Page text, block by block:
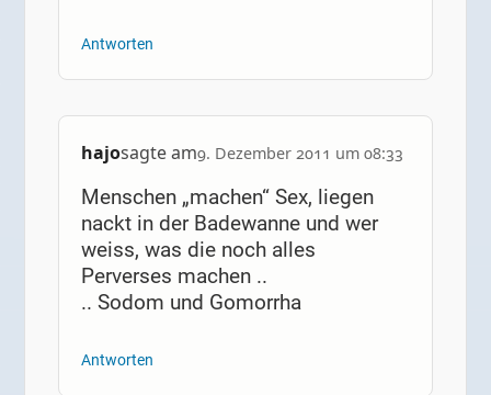
Antworten
hajosagte am9. Dezember 2011 um 08:33
Menschen „machen“ Sex, liegen
nackt in der Badewanne und wer
weiss, was die noch alles
Perverses machen ..
.. Sodom und Gomorrha
Antworten